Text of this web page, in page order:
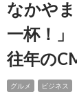
動なかや
一杯！
往年の
グルメ ビジネス